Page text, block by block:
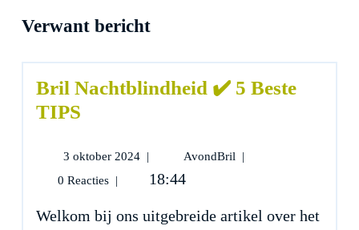
Verwant bericht
Bril Nachtblindheid ✔️ 5 Beste
TIPS
3 oktober 2024 3
2024
| AvondBril
Bril
Beste
|
0 Reacties | 18:44
Welkom bij ons uitgebreide artikel over het